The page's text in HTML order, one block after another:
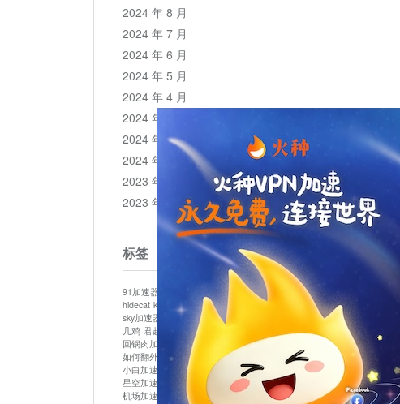
2024 年 8 月
2024 年 7 月
2024 年 6 月
2024 年 5 月
2024 年 4 月
2024 年 3 月
2024 年 2 月
2024 年 1 月
2023 年 12 月
2023 年 11 月
标签
91加速器 bluelayer加速器
clash节点
hidecat kuai500 panda加速器
plex加速器
sky加速器
telegram加速器 中信加速器
云梯加速器
几鸡 君越加速器 哔咔漫画加速器
唐师傅加速器
回锅肉加速器
坚果加速器 壹点加速器
如何翻外墙网站 小哈vp加速器
小火箭加速器
小白加速器
布谷vp加速器 心阶云 快连
星空加速器
最新版clash安卓下载
月光加速器
机场加速器
松果云 极快加速器
梯子加速器